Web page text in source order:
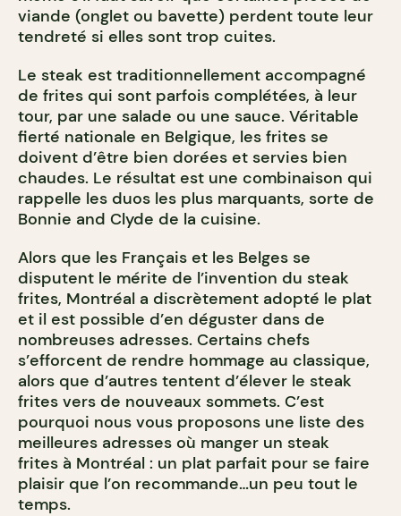
viande (onglet ou bavette) perdent toute leur
tendreté si elles sont trop cuites.
Le steak est traditionnellement accompagné
de frites qui sont parfois complétées, à leur
tour, par une salade ou une sauce. Véritable
fierté nationale en Belgique, les frites se
doivent d’être bien dorées et servies bien
chaudes. Le résultat est une combinaison qui
rappelle les duos les plus marquants, sorte de
Bonnie and Clyde de la cuisine.
Alors que les Français et les Belges se
disputent le mérite de l’invention du steak
frites, Montréal a discrètement adopté le plat
et il est possible d’en déguster dans de
nombreuses adresses. Certains chefs
s’efforcent de rendre hommage au classique,
alors que d’autres tentent d’élever le steak
frites vers de nouveaux sommets. C’est
pourquoi nous vous proposons une liste des
meilleures adresses où manger un steak
frites à Montréal : un plat parfait pour se faire
plaisir que l’on recommande…un peu tout le
temps.